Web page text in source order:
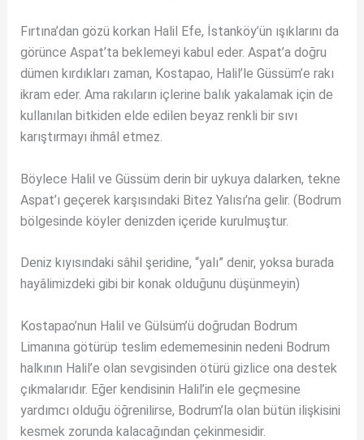
Fırtına’dan gözü korkan Halil Efe, İstanköy’ün ışıklarını da
görünce Aspat’ta beklemeyi kabul eder. Aspat’a doğru
dümen kırdıkları zaman, Kostapao, Halil’le Güssüm’e rakı
ikram eder. Ama rakıların içlerine balık yakalamak için de
kullanılan bitkiden elde edilen beyaz renkli bir sıvı
karıştırmayı ihmâl etmez.
Böylece Halil ve Güssüm derin bir uykuya dalarken, tekne
Aspat’ı geçerek karşısındaki Bitez Yalısı’na gelir. (Bodrum
bölgesinde köyler denizden içeride kurulmuştur.
Deniz kıyısındaki sâhil şeridine, “yalı” denir, yoksa burada
hayâlimizdeki gibi bir konak olduğunu düşünmeyin)
Kostapao’nun Halil ve Gülsüm’ü doğrudan Bodrum
Limanına götürüp teslim edememesinin nedeni Bodrum
halkının Halil’e olan sevgisinden ötürü gizlice ona destek
çıkmalarıdır. Eğer kendisinin Halil’in ele geçmesine
yardımcı olduğu öğrenilirse, Bodrum’la olan bütün ilişkisini
kesmek zorunda kalacağından çekinmesidir.